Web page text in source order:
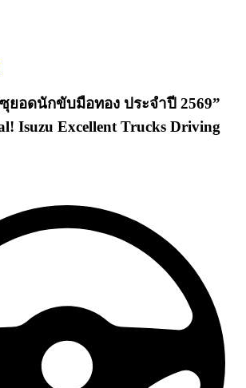
ยอดนักขับมือทอง ประจำปี 2569”
Isuzu Excellent Trucks Driving